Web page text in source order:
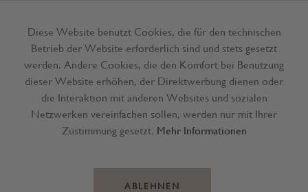
Menü
Diese Website benutzt Cookies, die für den technischen
Betrieb der Website erforderlich sind und stets gesetzt
werden. Andere Cookies, die den Komfort bei Benutzung
dieser Website erhöhen, der Direktwerbung dienen oder
die Interaktion mit anderen Websites und sozialen
Netzwerken vereinfachen sollen, werden nur mit Ihrer
Zustimmung gesetzt. Mehr Informationen
ABLEHNEN